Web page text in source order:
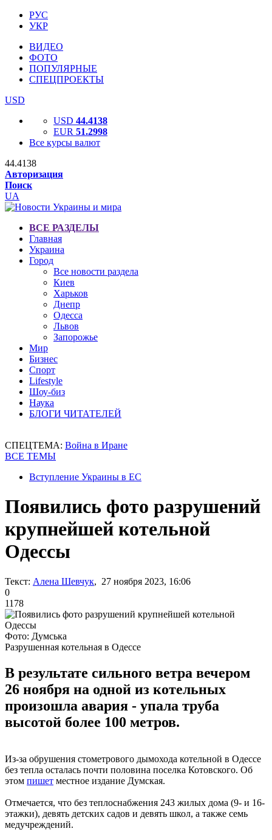
РУС
УКР
ВИДЕО
ФОТО
ПОПУЛЯРНЫЕ
СПЕЦПРОЕКТЫ
USD
USD 44.4138
EUR 51.2998
Все курсы валют
44.4138
Авторизация
Поиск
UA
ВСЕ РАЗДЕЛЫ
Главная
Украина
Город
Все новости раздела
Киев
Харьков
Днепр
Одесса
Львов
Запорожье
Мир
Бизнес
Спорт
Lifestyle
Шоу-биз
Наука
БЛОГИ ЧИТАТЕЛЕЙ
СПЕЦТЕМА: Война в Иране
ВСЕ ТЕМЫ
Вступление Украины в ЕС
Появились фото разрушений
крупнейшей котельной
Одессы
Текст: Алена Шевчук, 27 ноября 2023, 16:06
0
1178
Фото: Думська
Разрушенная котельная в Одессе
В результате сильного ветра вечером
26 ноября на одной из котельных
произошла авария - упала труба
высотой более 100 метров.
Из-за обрушения стометрового дымохода котельной в Одессе
без тепла осталась почти половина поселка Котовского. Об
этом пишет местное издание Думская.
Отмечается, что без теплоснабжения 243 жилых дома (9- и 16-
этажки), девять детских садов и девять школ, а также семь
медучреждений.